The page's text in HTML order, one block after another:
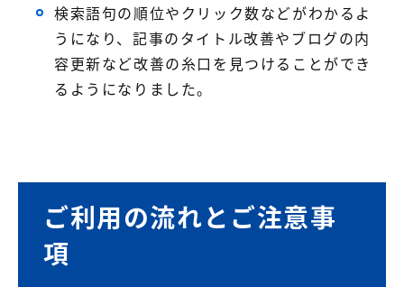
検索語句の順位やクリック数などがわかるよ
うになり、記事のタイトル改善やブログの内
容更新など改善の糸口を見つけることができ
るようになりました。
ご利用の流れとご注意事
項